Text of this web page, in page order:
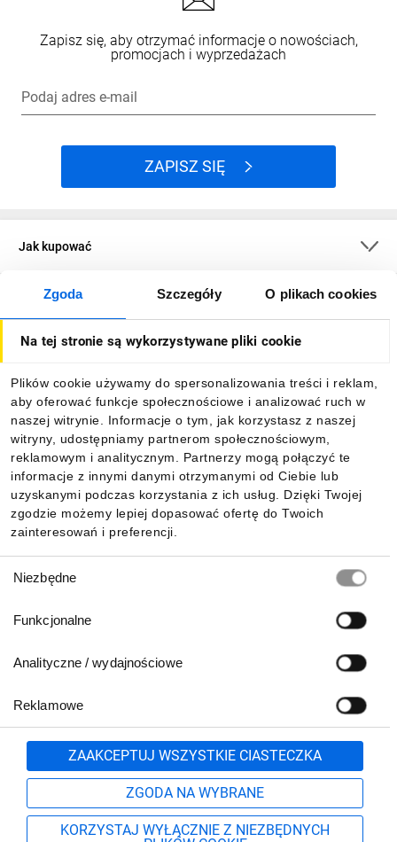
Zgoda Szczegóły O plikach cookies
Na tej stronie są wykorzystywane pliki cookie
Plików cookie używamy do spersonalizowania treści i reklam,
aby oferować funkcje społecznościowe i analizować ruch w
naszej witrynie. Informacje o tym, jak korzystasz z naszej
witryny, udostępniamy partnerom społecznościowym,
reklamowym i analitycznym. Partnerzy mogą połączyć te
informacje z innymi danymi otrzymanymi od Ciebie lub
uzyskanymi podczas korzystania z ich usług. Dzięki Twojej
zgodzie możemy lepiej dopasować ofertę do Twoich
zainteresowań i preferencji.
zgody
Niezbędne
Funkcjonalne
Analityczne / wydajnościowe
Reklamowe
ZAAKCEPTUJ WSZYSTKIE CIASTECZKA
ZGODA NA WYBRANE
KORZYSTAJ WYŁĄCZNIE Z NIEZBĘDNYCH
Zapisz się, aby otrzymać informacje o nowościach,
promocjach i wyprzedażach
Podaj adres e-mail
ZAPISZ SIĘ
Jak kupować
O firmie
Informacje
Pobierz naszą aplikację mobilną:
801 500 700 lub
71 37 61 600
Formularz kontaktowy